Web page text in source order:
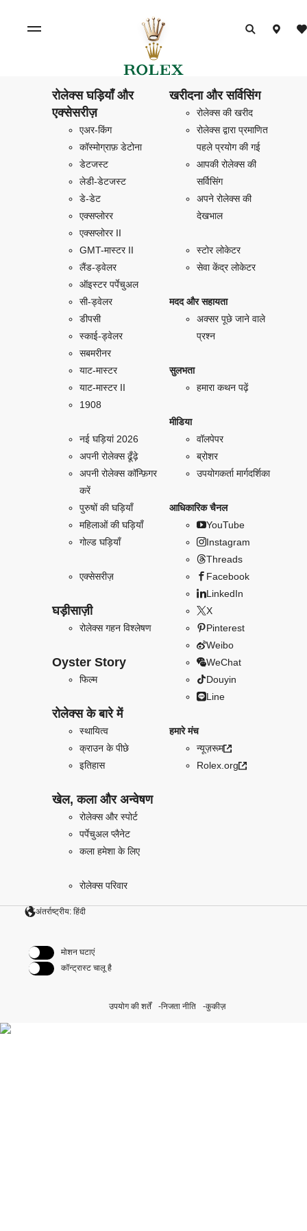
रोलेक्स घड़ियाँ और
एक्सेसरीज़
एअर-किंग
कॉस्मोग्राफ़ डेटोना
डेटजस्ट
लेडी-डेटजस्ट
डे-डेट
एक्सप्लोरर
एक्सप्लोरर II
GMT-मास्टर II
लैंड-ड्वेलर
ऑइस्टर पर्पेचुअल
सी-ड्वेलर
डीपसी
स्काई-ड्वेलर
सबमरीनर
याट-मास्टर
याट-मास्टर II
1908
नई घड़ियां 2026
अपनी रोलेक्स ढूँढ़े
अपनी रोलेक्स कॉन्फ़िगर
करें
पुरुषों की घड़ियाँ
महिलाओं की घड़ियाँ
गोल्ड घड़ियाँ
एक्सेसरीज़
घड़ीसाज़ी
रोलेक्स गहन विश्लेषण
Oyster Story
फिल्म
रोलेक्स के बारे में
स्थायित्व
क्राउन के पीछे
इतिहास
खेल, कला और अन्वेषण
रोलेक्स और स्पोर्ट
पर्पेचुअल प्लैनेट
कला हमेशा के लिए
रोलेक्स परिवार
खरीदना और सर्विसिंग
रोलेक्स की खरीद
रोलेक्स द्वारा प्रमाणित
पहले प्रयोग की गई
आपकी रोलेक्स की
सर्विसिंग
अपने रोलेक्स की
देखभाल
स्टोर लोकेटर
सेवा केंद्र लोकेटर
मदद और सहायता
अक्सर पूछे जाने वाले
प्रश्न
सुलभता
हमारा कथन पढ़ें
मीडिया
वॉलपेपर
ब्रोशर
उपयोगकर्ता मार्गदर्शिका
आधिकारिक चैनल
YouTube
Instagram
Threads
Facebook
LinkedIn
X
Pinterest
Weibo
WeChat
Douyin
Line
हमारे मंच
न्यूज़रूम
Rolex.org
अंतर्राष्ट्रीय: हिंदी
मोशन घटाएं
कॉन्ट्रास्ट चालू है
उपयोग की शर्तें निजता नीति कुकीज़